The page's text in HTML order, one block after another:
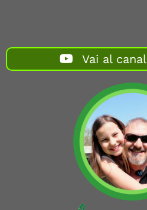
Vai al